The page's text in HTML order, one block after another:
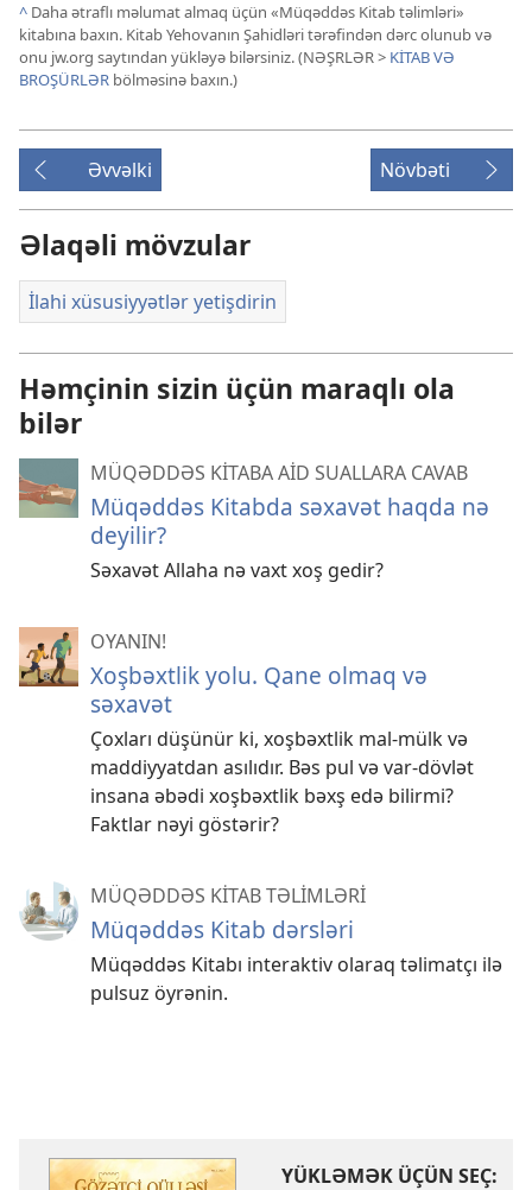
^ Daha ətraflı məlumat almaq üçün «Müqəddəs Kitab təlimləri»
kitabına baxın. Kitab Yehovanın Şahidləri tərəfindən dərc olunub və
onu jw.org saytından yükləyə bilərsiniz. (NƏŞRLƏR > KİTAB VƏ
BROŞÜRLƏR bölməsinə baxın.)
Əvvəlki Növbəti
Əlaqəli mövzular
İlahi xüsusiyyətlər yetişdirin
Həmçinin sizin üçün maraqlı ola
bilər
MÜQƏDDƏS KİTABA AİD SUALLARA CAVAB
Müqəddəs Kitabda səxavət haqda nə
deyilir?
Səxavət Allaha nə vaxt xoş gedir?
OYANIN!
Xoşbəxtlik yolu. Qane olmaq və
səxavət
Çoxları düşünür ki, xoşbəxtlik mal-mülk və
maddiyyatdan asılıdır. Bəs pul və var-dövlət
insana əbədi xoşbəxtlik bəxş edə bilirmi?
Faktlar nəyi göstərir?
MÜQƏDDƏS KİTAB TƏLİMLƏRİ
Müqəddəs Kitab dərsləri
Müqəddəs Kitabı interaktiv olaraq təlimatçı ilə
pulsuz öyrənin.
YÜKLƏMƏK ÜÇÜN SEÇ: